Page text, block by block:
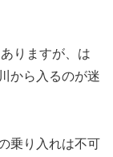
りますが、は
から入るのが迷
乗り入れは不可